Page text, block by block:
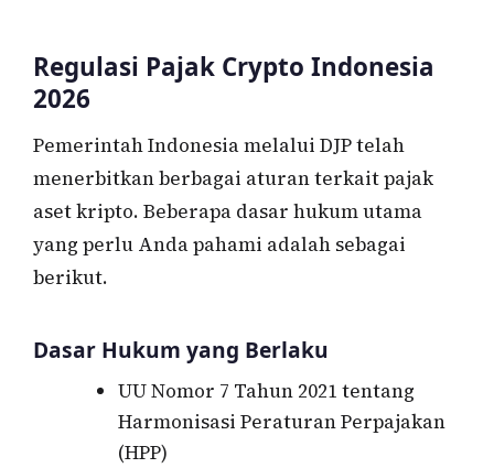
Regulasi Pajak Crypto Indonesia
2026
Pemerintah Indonesia melalui DJP telah
menerbitkan berbagai aturan terkait pajak
aset kripto. Beberapa dasar hukum utama
yang perlu Anda pahami adalah sebagai
berikut.
Dasar Hukum yang Berlaku
UU Nomor 7 Tahun 2021 tentang
Harmonisasi Peraturan Perpajakan
(HPP)